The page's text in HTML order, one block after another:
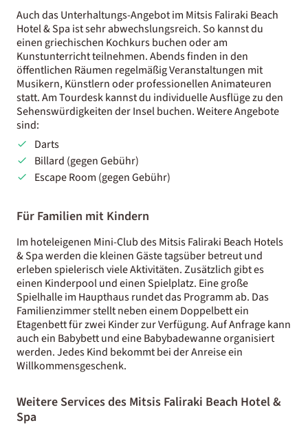
Auch das Unterhaltungs-Angebot im Mitsis Faliraki Beach
Hotel & Spa ist sehr abwechslungsreich. So kannst du
einen griechischen Kochkurs buchen oder am
Kunstunterricht teilnehmen. Abends finden in den
öffentlichen Räumen regelmäßig Veranstaltungen mit
Musikern, Künstlern oder professionellen Animateuren
statt. Am Tourdesk kannst du individuelle Ausflüge zu den
Sehenswürdigkeiten der Insel buchen. Weitere Angebote
sind:
Darts
Billard (gegen Gebühr)
Escape Room (gegen Gebühr)
Für Familien mit Kindern
Im hoteleigenen Mini-Club des Mitsis Faliraki Beach Hotels
& Spa werden die kleinen Gäste tagsüber betreut und
erleben spielerisch viele Aktivitäten. Zusätzlich gibt es
einen Kinderpool und einen Spielplatz. Eine große
Spielhalle im Haupthaus rundet das Programm ab. Das
Familienzimmer stellt neben einem Doppelbett ein
Etagenbett für zwei Kinder zur Verfügung. Auf Anfrage kann
auch ein Babybett und eine Babybadewanne organisiert
werden. Jedes Kind bekommt bei der Anreise ein
Willkommensgeschenk.
Weitere Services des Mitsis Faliraki Beach Hotel &
Spa